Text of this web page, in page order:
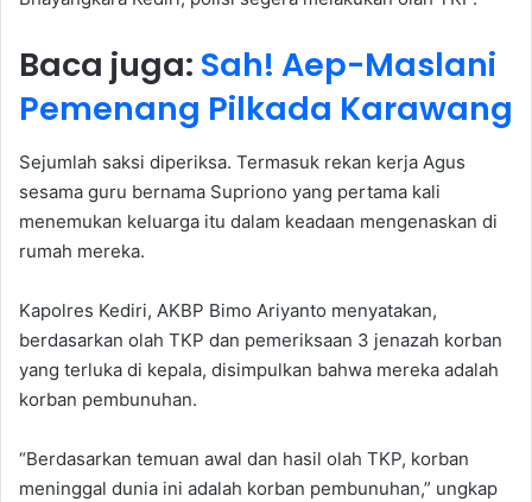
Baca juga: Sah! Aep-Maslani
Pemenang Pilkada Karawang
Sejumlah saksi diperiksa. Termasuk rekan kerja Agus
sesama guru bernama Supriono yang pertama kali
menemukan keluarga itu dalam keadaan mengenaskan di
rumah mereka.
Kapolres Kediri, AKBP Bimo Ariyanto menyatakan,
berdasarkan olah TKP dan pemeriksaan 3 jenazah korban
yang terluka di kepala, disimpulkan bahwa mereka adalah
korban pembunuhan.
“Berdasarkan temuan awal dan hasil olah TKP, korban
meninggal dunia ini adalah korban pembunuhan,” ungkap